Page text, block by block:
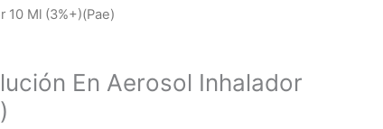
10 Ml (3%+)(Pae)
En Aerosol Inhalador